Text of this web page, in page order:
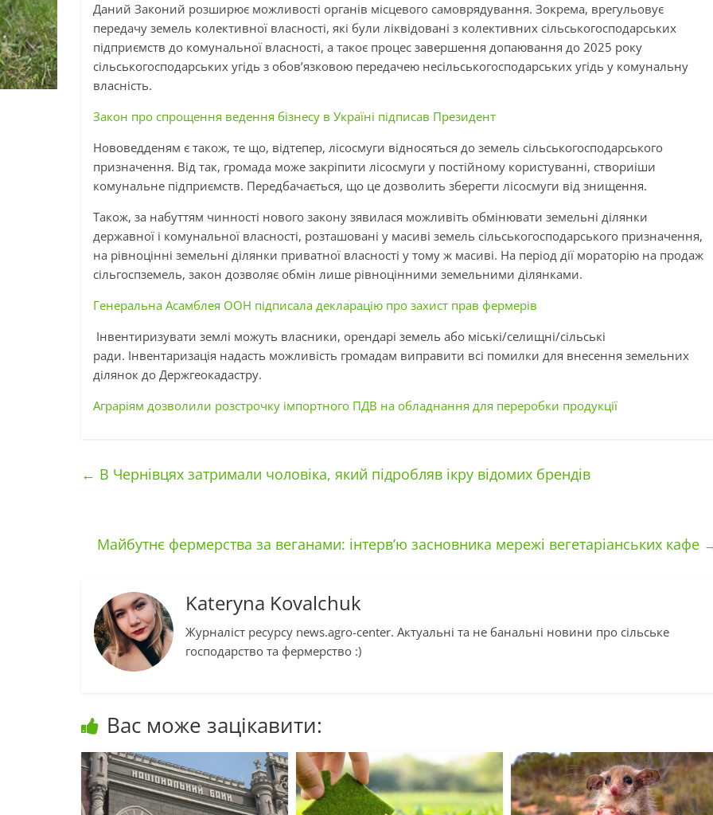
Даний Законий розширює можливості органів місцевого самоврядування. Зокрема, врегульовує
передачу земель колективної власності, які були ліквідовані з колективних сільськогосподарських
підприємств до комунальної власності, а такоє процес завершення допаювання до 2025 року
сільськогосподарських угідь з обов’язковою передачею несільськогосподарських угідь у комунальну
власність.
Закон про спрощення ведення бізнесу в Україні підписав Президент
Нововедденям є також, те що, відтепер, лісосмуги відносяться до земель сільськогосподарського
призначення. Від так, громада може закріпити лісосмуги у постійному користуванні, створиіши
комунальне підприємств. Передбачається, що це дозволить зберегти лісосмуги від знищення.
Також, за набуттям чинності нового закону зявилася можливіть обмінювати земельні ділянки
державної і комунальної власності, розташовані у масиві земель сільськогосподарського призначення,
на рівноцінні земельні ділянки приватної власності у тому ж масиві. На період дії мораторію на продаж
сільгоспземель, закон дозволяє обмін лише рівноцінними земельними ділянками.
Генеральна Асамблея ООН підписала декларацію про захист прав фермерів
Інвентиризувати землі можуть власники, орендарі земель або міські/селищні/сільські
ради. Інвентаризація надасть можливість громадам виправити всі помилки для внесення земельних
ділянок до Держгеокадастру.
Аграріям дозволили розстрочку імпортного ПДВ на обладнання для переробки продукції
← В Чернівцях затримали чоловіка, який підробляв ікру відомих брендів
Майбутнє фермерства за веганами: інтерв’ю засновника мережі вегетаріанських кафе
Kateryna Kovalchuk
Журналіст ресурсу news.agro-center. Актуальні та не банальні новини про сільське
господарство та фермерство :)
Вас може зацікавити: